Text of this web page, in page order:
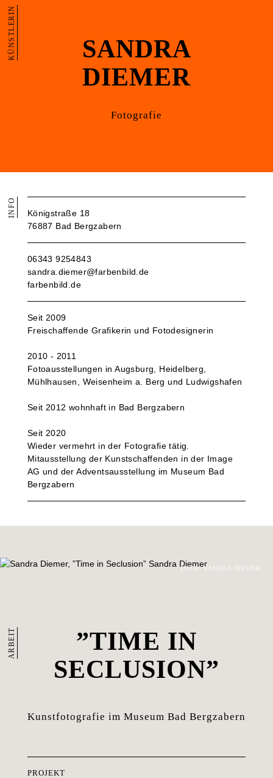
SANDRA
DIEMER
Fotografie
KÜNSTLERIN
INFO
Königstraße 18
76887 Bad Bergzabern
06343 9254843
sandra.diemer@farbenbild.de
farbenbild.de
Seit 2009
Freischaffende Grafikerin und Fotodesignerin
2010 - 2011
Fotoausstellungen in Augsburg, Heidelberg,
Mühlhausen, Weisenheim a. Berg und Ludwigshafen
Seit 2012 wohnhaft in Bad Bergzabern
Seit 2020
Wieder vermehrt in der Fotografie tätig.
Mitausstellung der Kunstschaffenden in der Image
AG und der Adventsausstellung im Museum Bad
Bergzabern
FOTO: SANDRA DIEMER
”TIME IN
SECLUSION”
Kunstfotografie im Museum Bad Bergzabern
PROJEKT
ARBEIT